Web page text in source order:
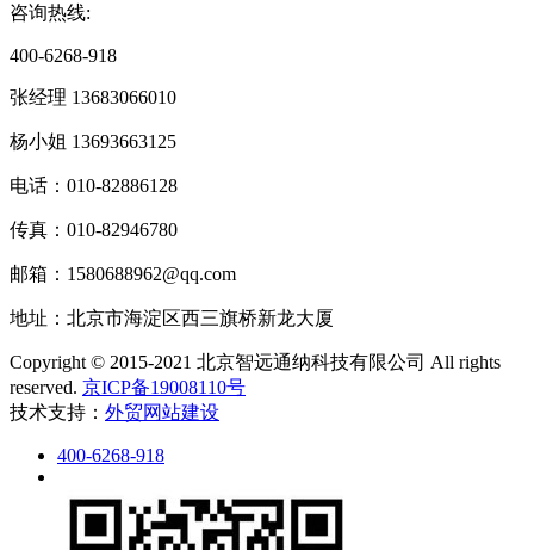
咨询热线:
400-6268-918
张经理 13683066010
杨小姐 13693663125
电话：010-82886128
传真：010-82946780
邮箱：1580688962@qq.com
地址：北京市海淀区西三旗桥新龙大厦
Copyright © 2015-2021 北京智远通纳科技有限公司 All rights
reserved. 京ICP备19008110号
技术支持： 外贸网站建设
400-6268-918